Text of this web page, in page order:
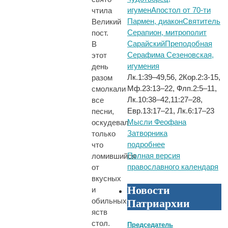
чтила
Великий
пост.
В
этот
день
разом
смолкали
все
песни,
оскудевал
только
что
ломившийся
от
вкусных
и
обильных
яств
стол.
игуменАпостол от 70-ти
Пармен, диаконСвятитель
Серапион, митрополит
СарайскийПреподобная
Серафима Сезеновская,
игумения
Лк.1:39–49,56, 2Кор.2:3-15,
Мф.23:13–22, Флп.2:5–11,
Лк.10:38–42,11:27–28,
Евр.13:17–21, Лк.6:17–23
Мысли Феофана
Затворника
подробнее
Полная версия
православного календаря
Новости
Патриархии
Председатель